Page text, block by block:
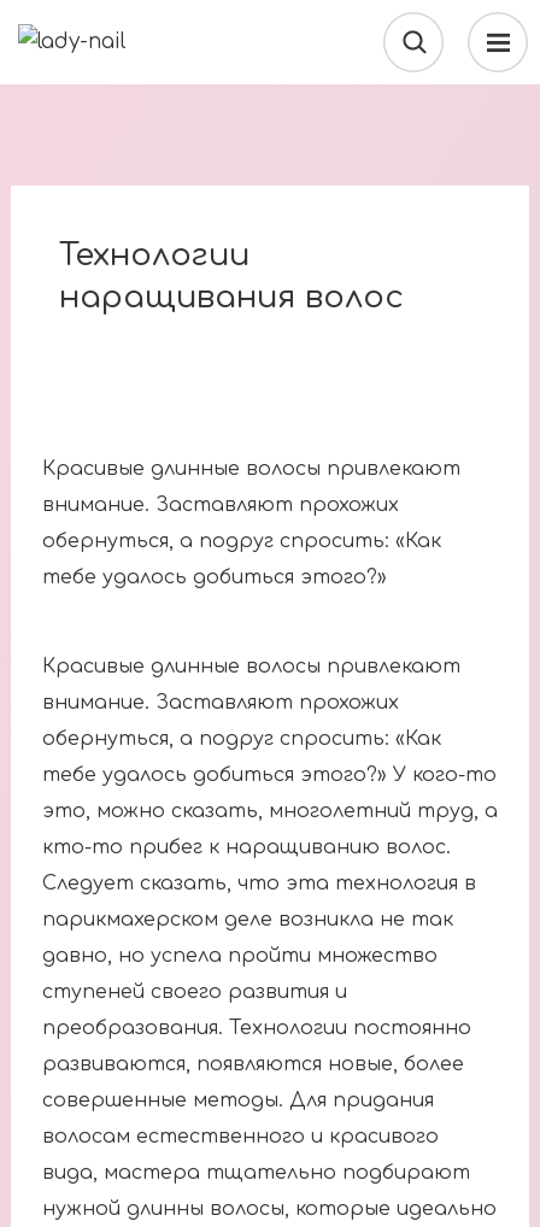
Технологии
наращивания волос
Красивые длинные волосы привлекают
внимание. Заставляют прохожих
обернуться, а подруг спросить: «Как
тебе удалось добиться этого?»
Красивые длинные волосы привлекают
внимание. Заставляют прохожих
обернуться, а подруг спросить: «Как
тебе удалось добиться этого?» У кого-то
это, можно сказать, многолетний труд, а
кто-то прибег к наращиванию волос.
Следует сказать, что эта технология в
парикмахерском деле возникла не так
давно, но успела пройти множество
ступеней своего развития и
преобразования. Технологии постоянно
развиваются, появляются новые, более
совершенные методы. Для придания
волосам естественного и красивого
вида, мастера тщательно подбирают
нужной длинны волосы, которые идеально